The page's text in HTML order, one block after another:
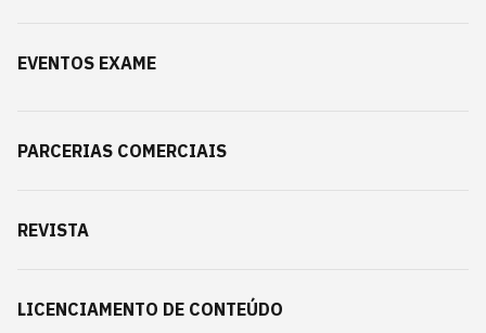
EVENTOS EXAME
PARCERIAS COMERCIAIS
REVISTA
LICENCIAMENTO DE CONTEÚDO